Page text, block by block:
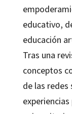
educativo,
educación
Tras una
conceptos
de las